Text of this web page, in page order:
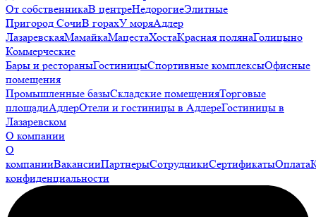
От собственникаВ центреНедорогиеЭлитные
Пригород СочиВ горахУ моряАдлер
ЛазаревскаяМамайкаМацестаХостаКрасная полянаГолицыно
Коммерческие
Бары и рестораныГостиницыСпортивные комплексыОфисные
помещения
Промышленные базыСкладские помещенияТорговые
площадиАдлерОтели и гостиницы в АдлереГостиницы в
Лазаревском
О компании
О
компанииВакансииПартнерыСотрудникиСертификатыОплата
конфиденциальности